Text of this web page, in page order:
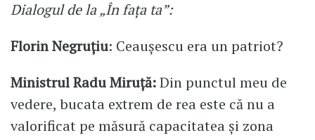
Dialogul de la „În fața ta”:
Florin Negruțiu: Ceaușescu era un patriot?
Ministrul Radu Miruță:Din punctul meu de
vedere, bucata extrem de rea este că nu a
valorificat pe măsură capacitatea și zona